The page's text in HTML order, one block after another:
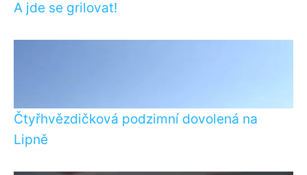
A jde se grilovat!
Čtyřhvězdičková podzimní dovolená na
Lipně